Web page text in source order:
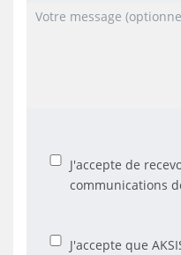
J'accepte de
communications
J'accepte que